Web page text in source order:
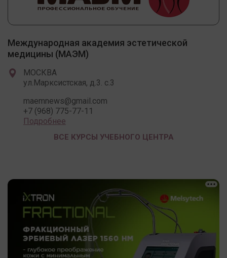
Международная академия эстетической
медицины (МАЭМ)
МОСКВА
ул.Марксистская, д.3. с.3
maemnews@gmail.com
+7 (968) 775-77-11
Подробнее
ВСЕ КУРСЫ УЧЕБНОГО ЦЕНТРА